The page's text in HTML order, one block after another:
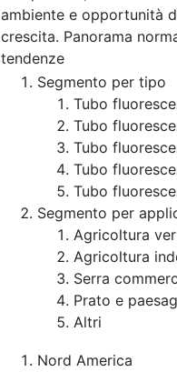
ambiente e opportunità
crescita. Panorama
tendenze
Segmento per tipo
Tubo
Tubo
Tubo
Tubo
Tubo
Segmento per
Agricoltura
Agricoltura
Serra
Prato e
Altri
Nord America